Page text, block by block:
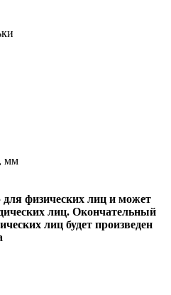
мм
для физических лиц и может
лиц. Окончательный
лиц будет произведен